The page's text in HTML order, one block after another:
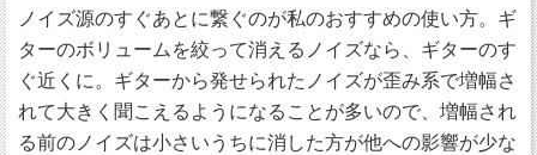
ノイズ源のすぐあとに繋ぐのが私のおすすめの使い方。ギ
ターのボリュームを絞って消えるノイズなら、ギターのす
ぐ近くに。ギターから発せられたノイズが歪み系で増幅さ
れて大きく聞こえるようになることが多いので、増幅され
る前のノイズは小さいうちに消した方が他への影響が少な